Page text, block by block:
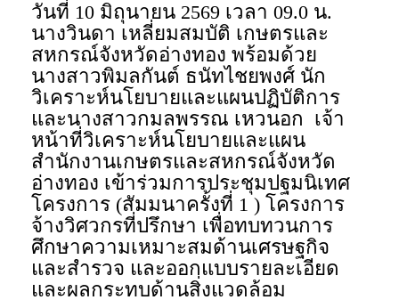
วันที่ 10 มิถุนายน 2569 เวลา 09.0 น.
นางวินดา เหลี่ยมสมบัติ เกษตรและ
สหกรณ์จังหวัดอ่างทอง พร้อมด้วย
นางสาวพิมลกันต์ ธนัทไชยพงศ์ นัก
วิเคราะห์นโยบายและแผนปฏิบัติการ
และนางสาวกมลพรรณ เหวนอก เจ้า
หน้าที่วิเคราะห์นโยบายและแผน
สำนักงานเกษตรและสหกรณ์จังหวัด
อ่างทอง เข้าร่วมการประชุมปฐมนิเทศ
โครงการ (สัมมนาครั้งที่ 1 ) โครงการ
จ้างวิศวกรที่ปรึกษา เพื่อทบทวนการ
ศึกษาความเหมาะสมด้านเศรษฐกิจ
และสำรวจ และออกแบบรายละเอียด
และผลกระทบด้านสิ่งแวดล้อม